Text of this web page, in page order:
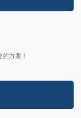
方案！